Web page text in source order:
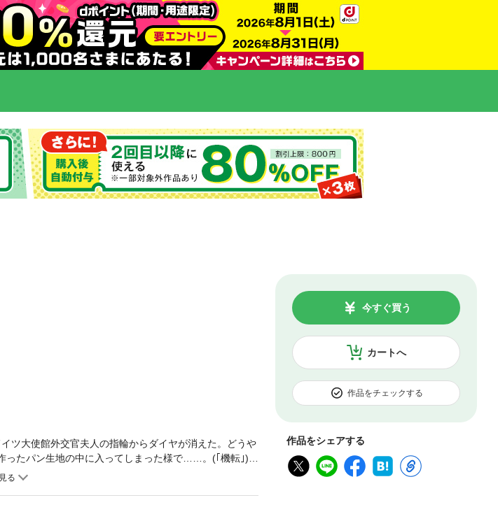
カートへ
今すぐ買う
作品をチェックする
作品をシェアする
ツ大使館外交官夫人の指輪からダイヤが消えた。どうや
ったパン生地の中に入ってしまった様で……。(｢機転｣)
レストラン主任が話を聞いて見ると、新規の仕事相手